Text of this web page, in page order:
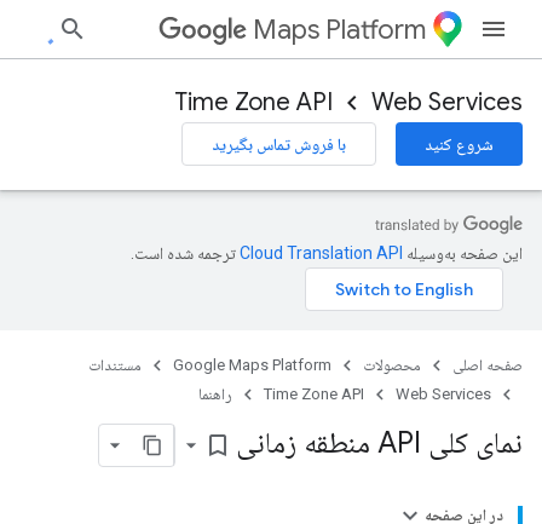
Maps Platform
Web Services
Time Zone API
شروع کنید با فروش تماس بگیرید
این صفحه به‌وسیله ترجمه شده است.
صفحه اصلی محصولات Google Maps Platform
مستندات
Web Services
Time Zone API راهنما
نمای کلی API منطقه زمانی bookmark_border
در این صفحه